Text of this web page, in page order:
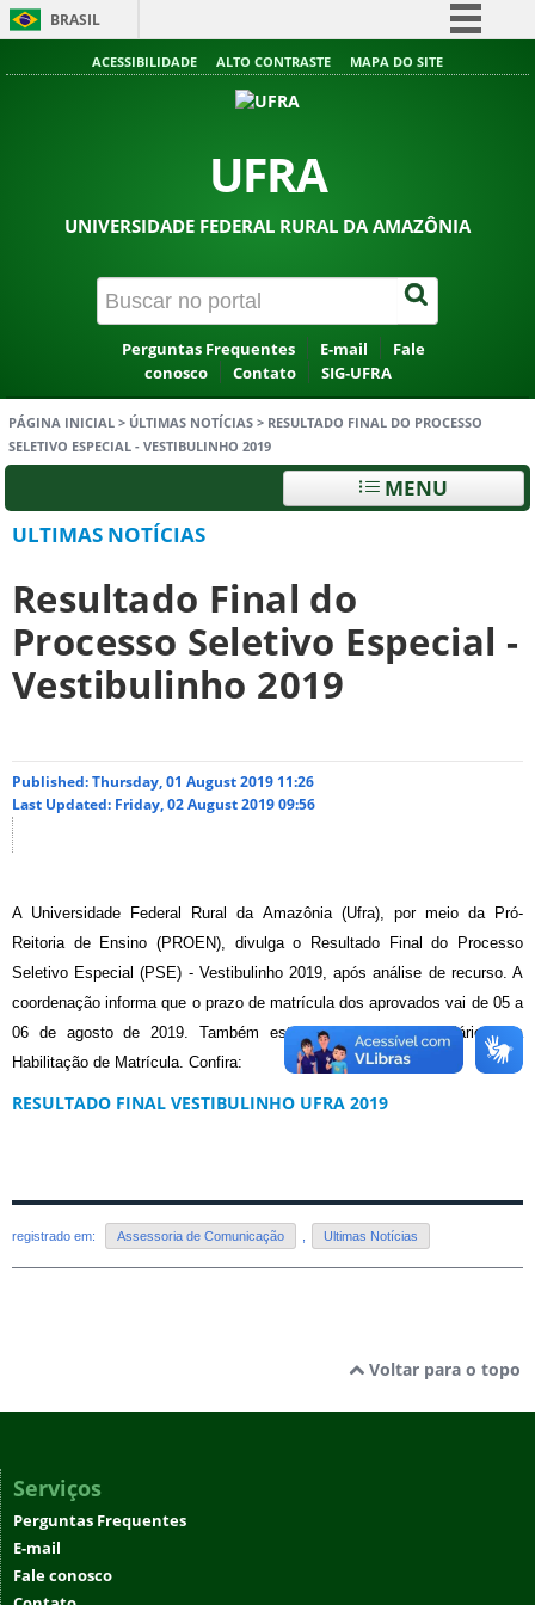
BRASIL
Simplifique!
Acesso à informação
ACESSIBILIDADE ALTO CONTRASTE MAPA DO SITE
UFRA
UNIVERSIDADE FEDERAL RURAL DA AMAZÔNIA
Perguntas Frequentes E-mail
Fale
conosco
Contato SIG-UFRA
PÁGINA INICIAL > ÚLTIMAS NOTÍCIAS > RESULTADO FINAL DO PROCESSO
SELETIVO ESPECIAL - VESTIBULINHO 2019
MENU
ULTIMAS NOTÍCIAS
Resultado Final do
Processo Seletivo Especial -
Vestibulinho 2019
Published: Thursday, 01 August 2019 11:26
Last Updated: Friday, 02 August 2019 09:56
A Universidade Federal Rural da Amazônia (Ufra), por meio da Pró-
Reitoria de Ensino (PROEN), divulga o Resultado Final do Processo
Seletivo Especial (PSE) - Vestibulinho 2019, após análise de recurso. A
coordenação informa que o prazo de matrícula dos aprovados vai de 05 a
06 de agosto de 2019. Também está disponível o Formulário para
Habilitação de Matrícula. Confira:
RESULTADO FINAL VESTIBULINHO UFRA 2019
registrado em: Assessoria de Comunicação Ultimas Notícias
Voltar para o topo
Serviços
Perguntas Frequentes
E-mail
Fale conosco